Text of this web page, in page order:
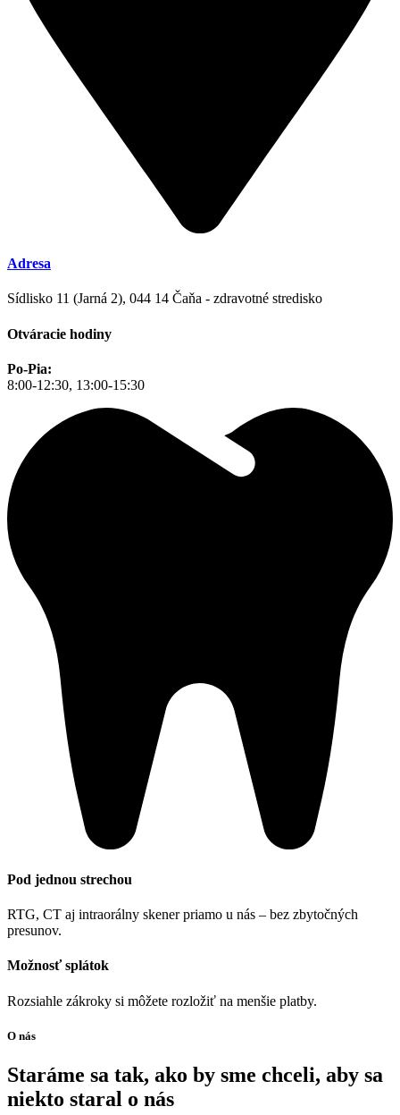
Adresa
Sídlisko 11 (Jarná 2), 044 14 Čaňa - zdravotné stredisko
Otváracie hodiny
Po-Pia:
8:00-12:30, 13:00-15:30
Pod jednou strechou
RTG, CT aj intraorálny skener priamo u nás – bez zbytočných
presunov.
Možnosť splátok
Rozsiahle zákroky si môžete rozložiť na menšie platby.
O nás
Staráme sa tak, ako by sme chceli, aby sa
niekto staral o nás